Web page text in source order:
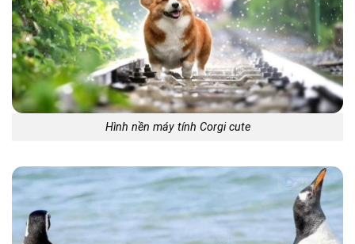
Hình nền máy tính Corgi cute